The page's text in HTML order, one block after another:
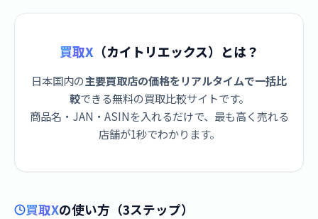
買取X （カイトリエックス）とは？
日本国内の主要買取店の価格をリアルタイムで一括比
較できる無料の買取比較サイトです。
商品名・JAN・ASINを入れるだけで、最も高く売れる
店舗が1秒でわかります。
買取Xの使い方（3ステップ）